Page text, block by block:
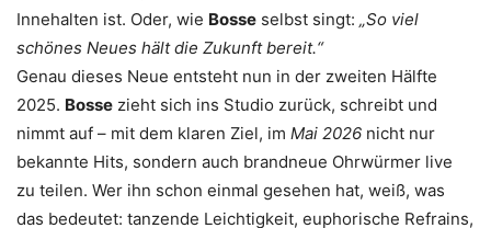
Innehalten ist. Oder, wie Bosse selbst singt: „So viel
schönes Neues hält die Zukunft bereit.“
Genau dieses Neue entsteht nun in der zweiten Hälfte
2025. Bosse zieht sich ins Studio zurück, schreibt und
nimmt auf – mit dem klaren Ziel, im Mai 2026 nicht nur
bekannte Hits, sondern auch brandneue Ohrwürmer live
zu teilen. Wer ihn schon einmal gesehen hat, weiß, was
das bedeutet: tanzende Leichtigkeit, euphorische Refrains,